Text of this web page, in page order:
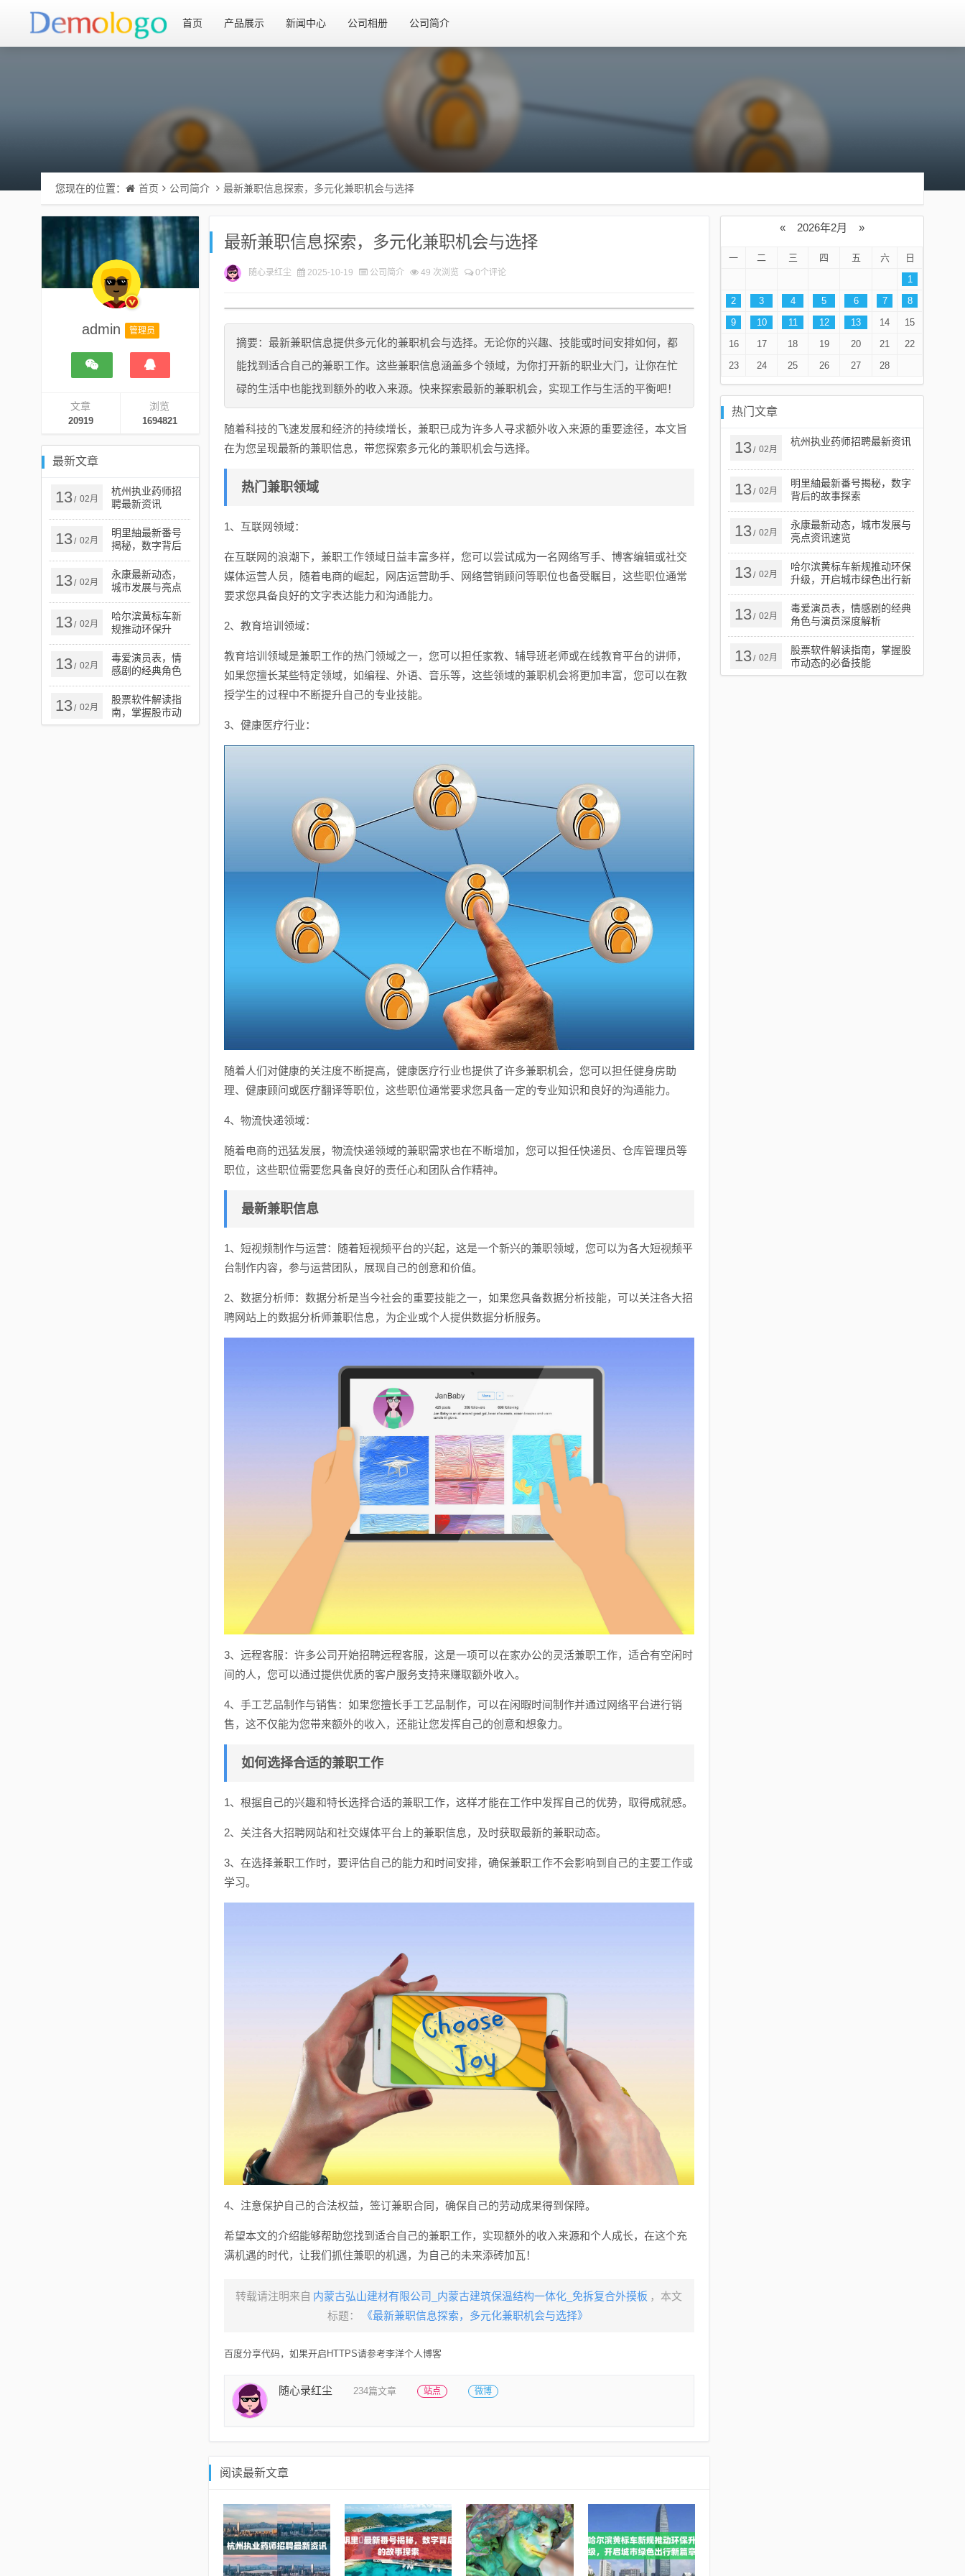
首页 产品展示 新闻中心 公司相册 公司简介
您现在的位置： 首页 公司简介 最新兼职信息探索，多元化兼职机会与选择
admin 管理员
文章
20919
浏览
1694821
最新文章
13/ 02月
杭州执业药师招
聘最新资讯
13/ 02月
明里紬最新番号
揭秘，数字背后
的故事探索
13/ 02月
永康最新动态，
城市发展与亮点
资讯速览
13/ 02月
哈尔滨黄标车新
规推动环保升
级，开启城市绿
色出行新篇章
13/ 02月
毒爱演员表，情
感剧的经典角色
与演员深度解析
13/ 02月
股票软件解读指
南，掌握股市动
态的必备技能
最新兼职信息探索，多元化兼职机会与选择
随心录红尘 2025-10-19 公司简介 49 次浏览 0个评论
摘要：最新兼职信息提供多元化的兼职机会与选择。无论你的兴趣、技能或时间安排如何，都
能找到适合自己的兼职工作。这些兼职信息涵盖多个领域，为你打开新的职业大门，让你在忙
碌的生活中也能找到额外的收入来源。快来探索最新的兼职机会，实现工作与生活的平衡吧！
随着科技的飞速发展和经济的持续增长，兼职已成为许多人寻求额外收入来源的重要途径，本文旨
在为您呈现最新的兼职信息，带您探索多元化的兼职机会与选择。
热门兼职领域
1、互联网领域：
在互联网的浪潮下，兼职工作领域日益丰富多样，您可以尝试成为一名网络写手、博客编辑或社交
媒体运营人员，随着电商的崛起，网店运营助手、网络营销顾问等职位也备受瞩目，这些职位通常
要求您具备良好的文字表达能力和沟通能力。
2、教育培训领域：
教育培训领域是兼职工作的热门领域之一，您可以担任家教、辅导班老师或在线教育平台的讲师，
如果您擅长某些特定领域，如编程、外语、音乐等，这些领域的兼职机会将更加丰富，您可以在教
授学生的过程中不断提升自己的专业技能。
3、健康医疗行业：
随着人们对健康的关注度不断提高，健康医疗行业也提供了许多兼职机会，您可以担任健身房助
理、健康顾问或医疗翻译等职位，这些职位通常要求您具备一定的专业知识和良好的沟通能力。
4、物流快递领域：
随着电商的迅猛发展，物流快递领域的兼职需求也在不断增加，您可以担任快递员、仓库管理员等
职位，这些职位需要您具备良好的责任心和团队合作精神。
最新兼职信息
1、短视频制作与运营：随着短视频平台的兴起，这是一个新兴的兼职领域，您可以为各大短视频平
台制作内容，参与运营团队，展现自己的创意和价值。
2、数据分析师：数据分析是当今社会的重要技能之一，如果您具备数据分析技能，可以关注各大招
聘网站上的数据分析师兼职信息，为企业或个人提供数据分析服务。
3、远程客服：许多公司开始招聘远程客服，这是一项可以在家办公的灵活兼职工作，适合有空闲时
间的人，您可以通过提供优质的客户服务支持来赚取额外收入。
4、手工艺品制作与销售：如果您擅长手工艺品制作，可以在闲暇时间制作并通过网络平台进行销
售，这不仅能为您带来额外的收入，还能让您发挥自己的创意和想象力。
如何选择合适的兼职工作
1、根据自己的兴趣和特长选择合适的兼职工作，这样才能在工作中发挥自己的优势，取得成就感。
2、关注各大招聘网站和社交媒体平台上的兼职信息，及时获取最新的兼职动态。
3、在选择兼职工作时，要评估自己的能力和时间安排，确保兼职工作不会影响到自己的主要工作或
学习。
4、注意保护自己的合法权益，签订兼职合同，确保自己的劳动成果得到保障。
希望本文的介绍能够帮助您找到适合自己的兼职工作，实现额外的收入来源和个人成长，在这个充
满机遇的时代，让我们抓住兼职的机遇，为自己的未来添砖加瓦！
转载请注明来自 内蒙古弘山建材有限公司_内蒙古建筑保温结构一体化_免拆复合外摸板 ，本文
标题：
《最新兼职信息探索，多元化兼职机会与选择》
百度分享代码，如果开启HTTPS请参考李洋个人博客
随心录红尘 234篇文章 站点 微博
阅读最新文章
« 2026年2月 »
一 二 三 四 五 六
日
1
2
3 4 5 6 7
8
9
10 11 12 13 14
15
16
17 18 19 20 21
22
23
24 25 26 27 28
热门文章
13/ 02月
杭州执业药师招聘最新资讯
13/ 02月
明里紬最新番号揭秘，数字
背后的故事探索
13/ 02月
永康最新动态，城市发展与
亮点资讯速览
13/ 02月
哈尔滨黄标车新规推动环保
升级，开启城市绿色出行新
篇章
13/ 02月
毒爱演员表，情感剧的经典
角色与演员深度解析
13/ 02月
股票软件解读指南，掌握股
市动态的必备技能